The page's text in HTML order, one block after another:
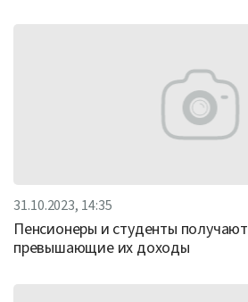
31.10.2023, 14:35
Пенсионеры и студенты
превышающие их доходы